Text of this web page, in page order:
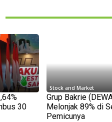
30
Stock and Market
Grup Bakrie
Melonjak 89% di
Pemicunya